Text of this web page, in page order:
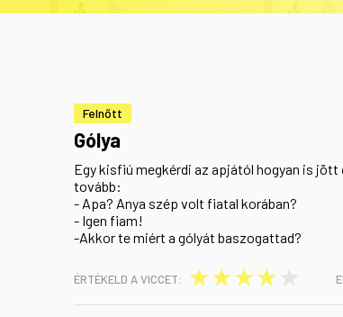
Felnőtt
Gólya
Egy kisfiú megkérdi az apjától hogyan is jött
tovább:
- Apa? Anya szép volt fiatal korában?
- Igen fiam!
-Akkor te miért a gólyát baszogattad?
ÉRTÉKELD A VICCET: ★
★
★
★